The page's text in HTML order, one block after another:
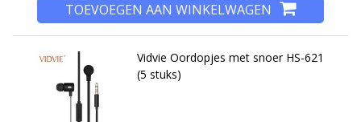
TOEVOEGEN AAN WINKELWAGEN
Vidvie Oordopjes met snoer HS-621
(5 stuks)